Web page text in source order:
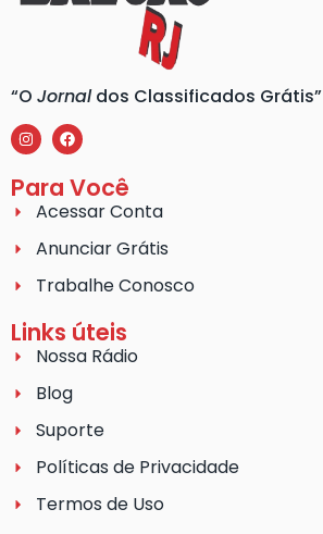
“O Jornaldos Classificados Grátis”
Para Você
Acessar Conta
Anunciar Grátis
Trabalhe Conosco
Links úteis
Nossa Rádio
Blog
Suporte
Políticas de Privacidade
Termos de Uso